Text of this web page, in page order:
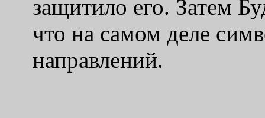
защитило его. Затем
что на самом деле
направлений.